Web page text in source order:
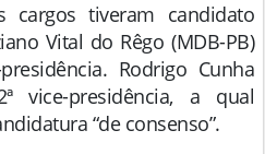
cargos tiveram candidato
Vital do Rêgo (MDB-PB)
Rodrigo Cunha
vice-presidência, a qual
“de consenso”.